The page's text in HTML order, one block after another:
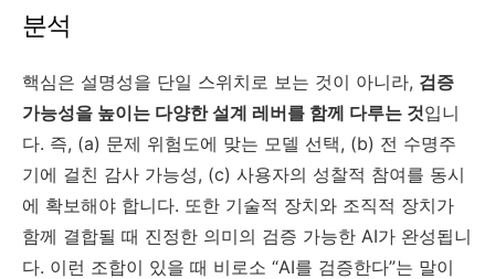
분석
핵심은 설명성을 단일 스위치로 보는 것이 아니라, 검증
가능성을 높이는 다양한 설계 레버를 함께 다루는 것입니
다. 즉, (a) 문제 위험도에 맞는 모델 선택, (b) 전 수명주
기에 걸친 감사 가능성, (c) 사용자의 성찰적 참여를 동시
에 확보해야 합니다. 또한 기술적 장치와 조직적 장치가
함께 결합될 때 진정한 의미의 검증 가능한 AI가 완성됩니
다. 이런 조합이 있을 때 비로소 “AI를 검증한다”는 말이